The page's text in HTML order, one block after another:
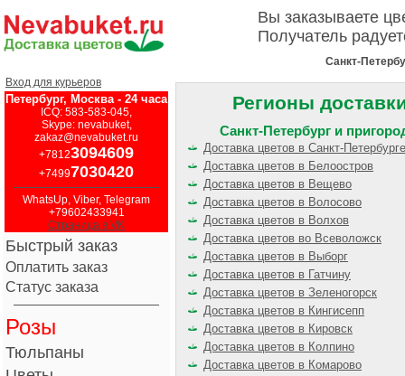
Вы заказываете
Получатель
Санкт-
Вход для курьеров
Петербург, Москва - 24 часа
ICQ: 583-583-045,
Skype: nevabuket,
zakaz@nevabuket.ru
+78123094609
+74997030420
WhatsUp, Viber, Telegram
+79602433941
Страница в VK
Быстрый заказ
Оплатить заказ
Статус заказа
Розы
Тюльпаны
Регионы
Санкт-Петербург и
Доставка цветов в Санкт-Петербурге
Доставка цветов в Белоостров
Доставка цветов в Вещево
Доставка цветов в Волосово
Доставка цветов в Волхов
Доставка цветов во Всеволожск
Доставка цветов в Выборг
Доставка цветов в Гатчину
Доставка цветов в Зеленогорск
Доставка цветов в Кингисепп
Доставка цветов в Кировск
Доставка цветов в Колпино
Доставка цветов в Комарово